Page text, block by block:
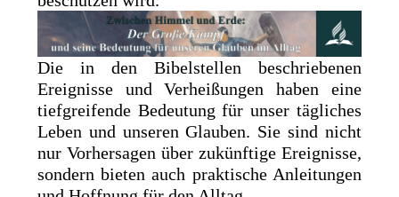
Die in den Bibelstellen beschriebenen
Ereignisse und Verheißungen haben eine
tiefgreifende Bedeutung für unser tägliches
Leben und unseren Glauben. Sie sind nicht
nur Vorhersagen über zukünftige Ereignisse,
sondern bieten auch praktische Anleitungen